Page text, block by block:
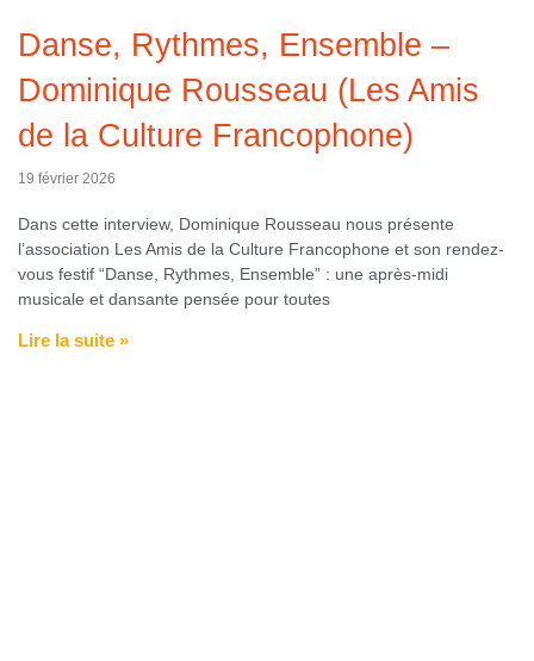
Danse, Rythmes, Ensemble –
Dominique Rousseau (Les Amis
de la Culture Francophone)
19 février 2026
Dans cette interview, Dominique Rousseau nous présente
l’association Les Amis de la Culture Francophone et son rendez-
vous festif “Danse, Rythmes, Ensemble” : une après-midi
musicale et dansante pensée pour toutes
Lire la suite »